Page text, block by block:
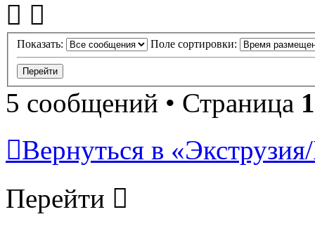
Показать: Поле сортировки:
5 сообщений • Страница 1
Вернуться в
Перейти